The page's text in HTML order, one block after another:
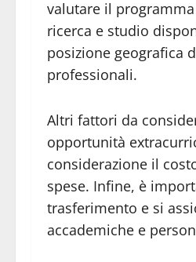
valutare il
ricerca e studio
posizione geografica
professionali.
Altri fattori da
opportunità
considerazione il
spese. Infine, è
trasferimento e si
accademiche e